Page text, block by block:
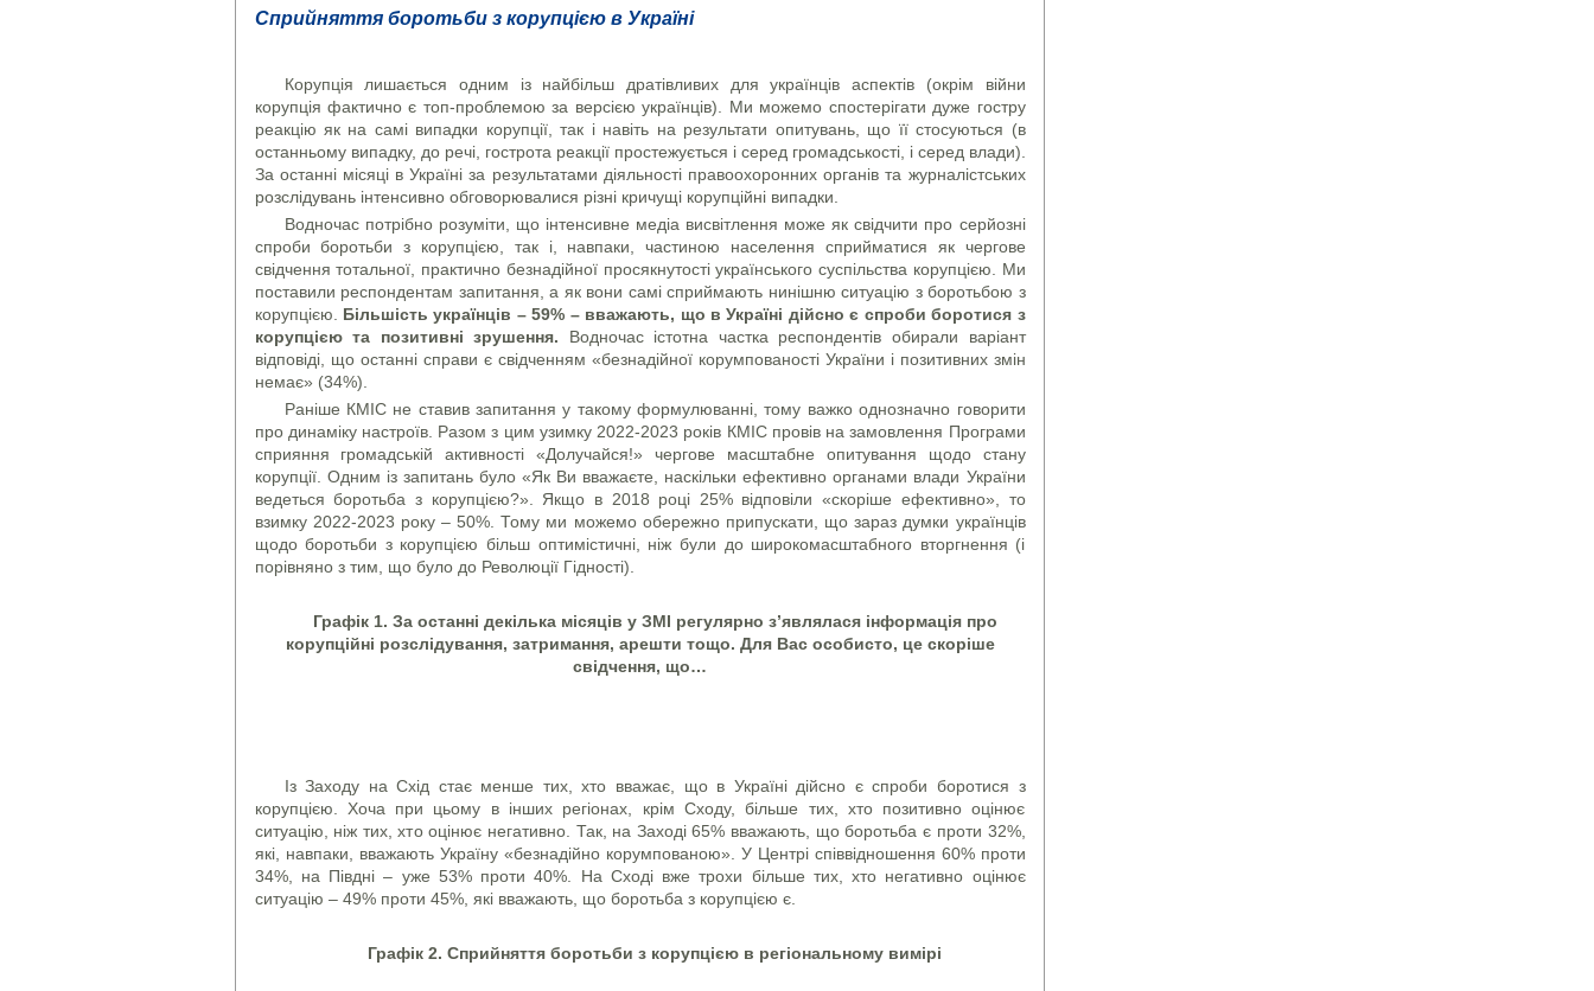
Сприйняття боротьби з корупцією в Україні
Корупція лишається одним із найбільш дратівливих для українців аспектів (окрім війни
корупція фактично є топ-проблемою за версією українців). Ми можемо спостерігати дуже гостру
реакцію як на самі випадки корупції, так і навіть на результати опитувань, що її стосуються (в
останньому випадку, до речі, гострота реакції простежується і серед громадськості, і серед влади).
За останні місяці в Україні за результатами діяльності правоохоронних органів та журналістських
розслідувань інтенсивно обговорювалися різні кричущі корупційні випадки.
Водночас потрібно розуміти, що інтенсивне медіа висвітлення може як свідчити про серйозні
спроби боротьби з корупцією, так і, навпаки, частиною населення сприйматися як чергове
свідчення тотальної, практично безнадійної просякнутості українського суспільства корупцією. Ми
поставили респондентам запитання, а як вони самі сприймають нинішню ситуацію з боротьбою з
корупцією. Більшість українців – 59% – вважають, що в Україні дійсно є спроби боротися з
корупцією та позитивні зрушення. Водночас істотна частка респондентів обирали варіант
відповіді, що останні справи є свідченням «безнадійної корумпованості України і позитивних змін
немає» (34%).
Раніше КМІС не ставив запитання у такому формулюванні, тому важко однозначно говорити
про динаміку настроїв. Разом з цим узимку 2022-2023 років КМІС провів на замовлення Програми
сприяння громадській активності «Долучайся!» чергове масштабне опитування щодо стану
корупції. Одним із запитань було «Як Ви вважаєте, наскільки ефективно органами влади України
ведеться боротьба з корупцією?». Якщо в 2018 році 25% відповіли «скоріше ефективно», то
взимку 2022-2023 року – 50%. Тому ми можемо обережно припускати, що зараз думки українців
щодо боротьби з корупцією більш оптимістичні, ніж були до широкомасштабного вторгнення (і
порівняно з тим, що було до Революції Гідності).
Графік 1. За останні декілька місяців у ЗМІ регулярно з’являлася інформація про
корупційні розслідування, затримання, арешти тощо. Для Вас особисто, це скоріше
свідчення, що…
Із Заходу на Схід стає менше тих, хто вважає, що в Україні дійсно є спроби боротися з
корупцією. Хоча при цьому в інших регіонах, крім Сходу, більше тих, хто позитивно оцінює
ситуацію, ніж тих, хто оцінює негативно. Так, на Заході 65% вважають, що боротьба є проти 32%,
які, навпаки, вважають Україну «безнадійно корумпованою». У Центрі співвідношення 60% проти
34%, на Півдні – уже 53% проти 40%. На Сході вже трохи більше тих, хто негативно оцінює
ситуацію – 49% проти 45%, які вважають, що боротьба з корупцією є.
Графік 2. Сприйняття боротьби з корупцією в регіональному вимірі